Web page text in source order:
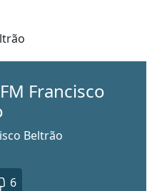
Francisco
Beltrão
6